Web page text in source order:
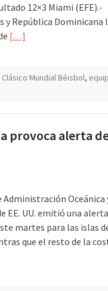
12×3 Miami (EFE).-
y República Dominicana
[…]
Clásico Mundial Béisbol,
provoca alerta
Administración Oceánica
EE. UU. emitió una
martes para las islas
que el resto de la